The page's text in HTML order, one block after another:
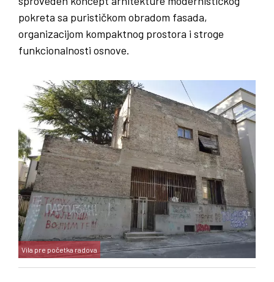
pokreta sa purističkom obradom fasada,
organizacijom kompaktnog prostora i stroge
funkcionalnosti osnove.
Vila pre početka radova